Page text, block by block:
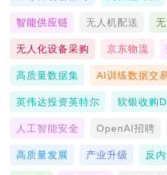
智能供应链 无人机配送
无人化设备采购 京东物流
高质量数据集 AI训练数据交
英伟达投资英特尔 软银收购
人工智能安全 OpenAI招聘
高质量发展 产业升级 反